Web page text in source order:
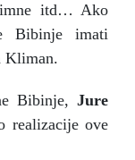
itd… Ako
Bibinje imati
Kliman.
Bibinje, Jure
realizacije ove